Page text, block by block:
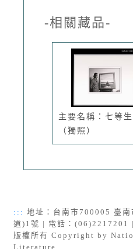
-相關藏品-
主要名稱：七等生
（獨照）
::: 地址：台南市700005 臺
道)1號 | 電話：(06)2217201
版權所有 Copyright by
Literature